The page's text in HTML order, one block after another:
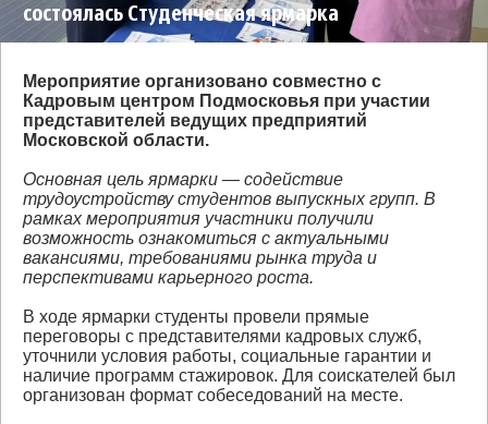
состоялась Студенческая ярмарка
трудоустройства
Мероприятие организовано совместно с
Кадровым центром Подмосковья при участии
представителей ведущих предприятий
Московской области.
Основная цель ярмарки — содействие
трудоустройству студентов выпускных групп. В
рамках мероприятия участники получили
возможность ознакомиться с актуальными
вакансиями, требованиями рынка труда и
перспективами карьерного роста.
В ходе ярмарки студенты провели прямые
переговоры с представителями кадровых служб,
уточнили условия работы, социальные гарантии и
наличие программ стажировок. Для соискателей был
организован формат собеседований на месте.